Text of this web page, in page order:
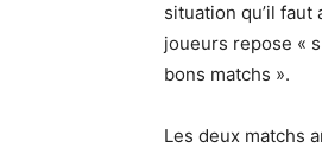
situation qu’il
joueurs repose «
bons matchs ».
Les deux matchs